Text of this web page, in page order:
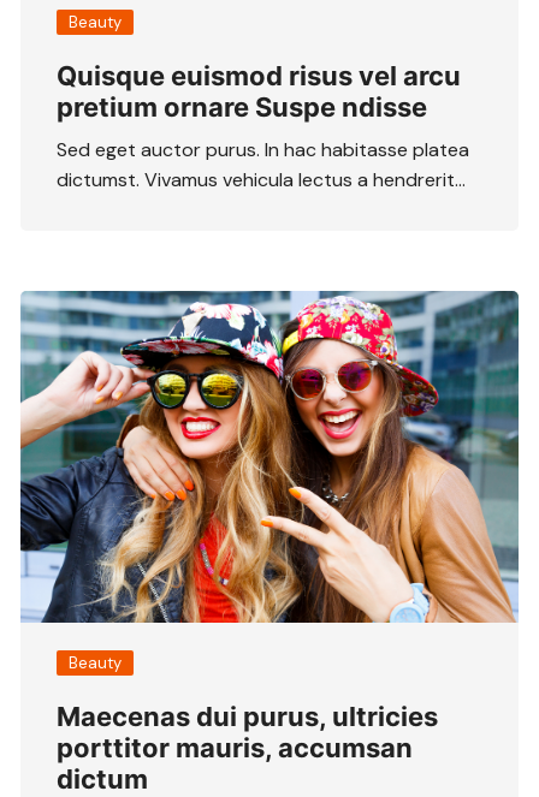
Beauty
Quisque euismod risus vel arcu
pretium ornare Suspe ndisse
Sed eget auctor purus. In hac habitasse platea
dictumst. Vivamus vehicula lectus a hendrerit…
Beauty
Maecenas dui purus, ultricies
porttitor mauris, accumsan
dictum